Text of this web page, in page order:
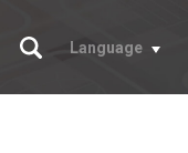
サーチ
Language